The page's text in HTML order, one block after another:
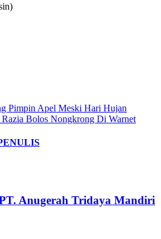
Pimpin Apel Meski Hari Hujan
Bolos Nongkrong Di Warnet
Anugerah Tridaya Mandiri